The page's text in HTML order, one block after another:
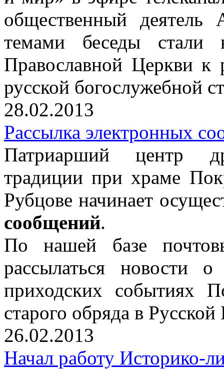
общественный
темами беседы стали
Православной Церкви к
русской богослужебной
28.02.2013
Рассылка электронных
Патриарший центр
традиции при храме
Рубцове начинает
сообщений.
По нашей базе
рассылаться новости
приходских событиях
старого обряда в
26.02.2013
Начал работу Историко-